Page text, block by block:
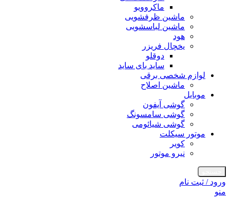
ماکروویو
ماشین ظرفشویی
ماشین لباسشویی
هود
یخچال فریزر
دوقلو
ساید بای ساید
لوازم شخصی برقی
ماشین اصلاح
موبایل
گوشی آیفون
گوشی سامسونگ
گوشی شیائومی
موتور سیکلت
کویر
نیرو موتور
ورود / ثبت نام
منو